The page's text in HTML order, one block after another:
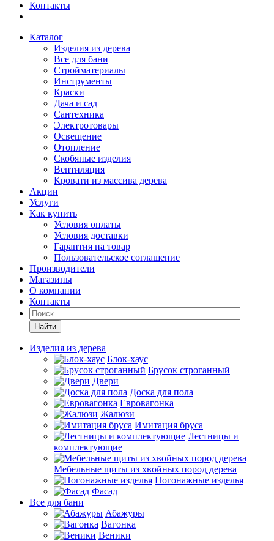
Контакты
Каталог
Изделия из дерева
Все для бани
Стройматериалы
Инструменты
Краски
Дача и сад
Сантехника
Электротовары
Освещение
Отопление
Скобяные изделия
Вентиляция
Кровати из массива дерева
Акции
Услуги
Как купить
Условия оплаты
Условия доставки
Гарантия на товар
Пользовательское соглашение
Производители
Магазины
О компании
Контакты
Найти
Изделия из дерева
Блок-хаус
Брусок строганный
Двери
Доска для пола
Евровагонка
Жалюзи
Имитация бруса
Лестницы и
комплектующие
Мебельные щиты из хвойных пород дерева
Погонажные изделья
Фасад
Все для бани
Абажуры
Вагонка
Веники